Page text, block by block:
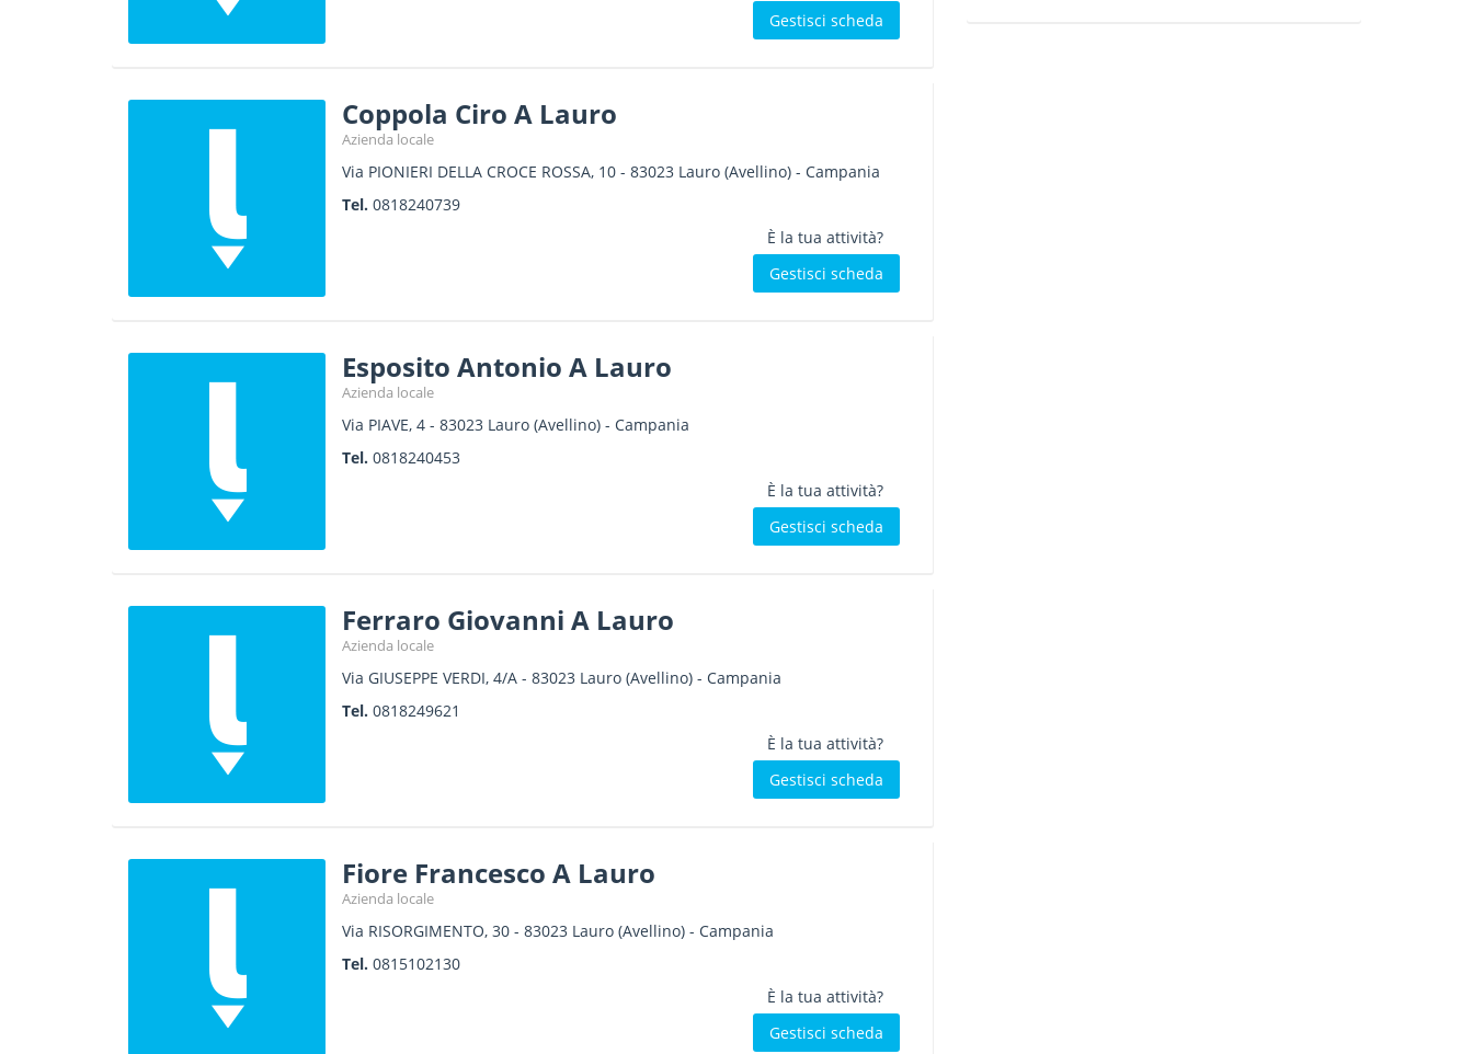
Gestisci scheda
Coppola Ciro A Lauro
Azienda locale
Via PIONIERI DELLA CROCE ROSSA, 10- 83023 Lauro(Avellino) - Campania
Tel. 0818240739
È la tua attività?
Gestisci scheda
Esposito Antonio A Lauro
Azienda locale
Via PIAVE, 4- 83023 Lauro(Avellino) - Campania
Tel. 0818240453
È la tua attività?
Gestisci scheda
Ferraro Giovanni A Lauro
Azienda locale
Via GIUSEPPE VERDI, 4/A- 83023 Lauro(Avellino) - Campania
Tel. 0818249621
È la tua attività?
Gestisci scheda
Fiore Francesco A Lauro
Azienda locale
Via RISORGIMENTO, 30- 83023 Lauro(Avellino) - Campania
Tel. 0815102130
È la tua attività?
Gestisci scheda